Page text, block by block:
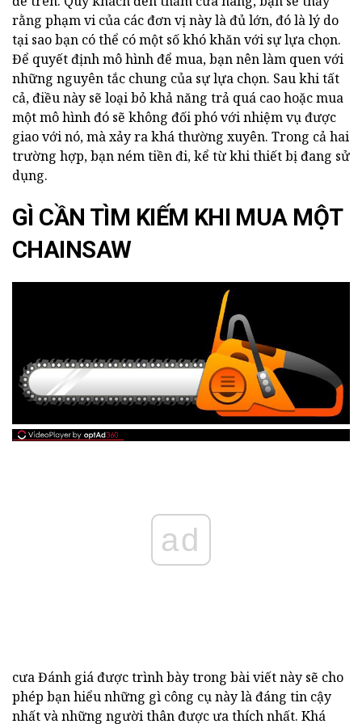
rằng phạm vi của các đơn vị này là đủ lớn, đó là lý do
tại sao bạn có thể có một số khó khăn với sự lựa chọn.
Để quyết định mô hình để mua, bạn nên làm quen với
những nguyên tắc chung của sự lựa chọn. Sau khi tất
cả, điều này sẽ loại bỏ khả năng trả quá cao hoặc mua
một mô hình đó sẽ không đối phó với nhiệm vụ được
giao với nó, mà xảy ra khá thường xuyên. Trong cả hai
trường hợp, bạn ném tiền đi, kể từ khi thiết bị đang sử
dụng.
GÌ CẦN TÌM KIẾM KHI MUA MỘT
CHAINSAW
ad
cưa Đánh giá được trình bày trong bài viết này sẽ cho
phép bạn hiểu những gì công cụ này là đáng tin cậy
nhất và những người thân được ưa thích nhất. Khá